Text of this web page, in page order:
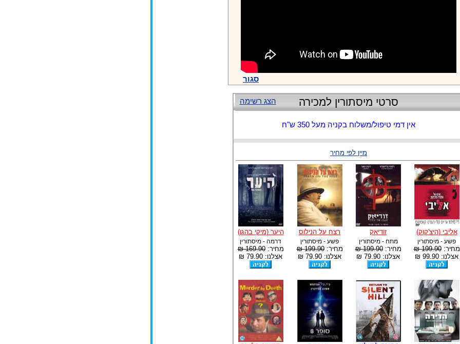
סגור
הצג רשימה סרטי מיסתורין למכירה
אין דמי טיפול/משלוח בקניה מעל 350 ש"ח
מיין לפי מחיר
אליבי (היצ'קוק)
פשע - מיסתורין
מחיר:199.90 ₪
אצלנו: 99.90 ₪
זודיאק
מתח - מיסתורין
מחיר:199.90 ₪
אצלנו: 79.90 ₪
רצח על הנילוס
פשע - מיסתורין
מחיר:199.90 ₪
אצלנו: 79.90 ₪
היער (מיקי בהגן)
דרמה - מיסתורין
מחיר:169.90 ₪
אצלנו: 79.90 ₪